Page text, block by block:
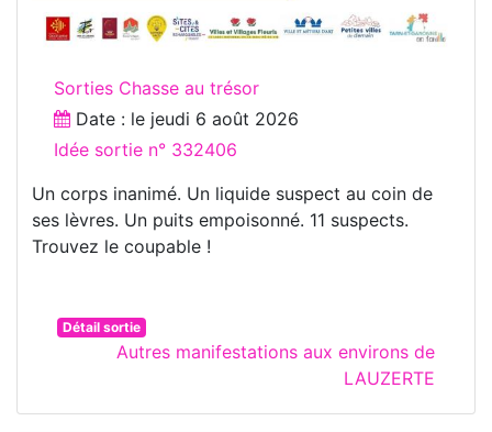
Sorties Chasse au trésor
Date : le jeudi 6 août 2026
Idée sortie n° 332406
Un corps inanimé. Un liquide suspect au coin de
ses lèvres. Un puits empoisonné. 11 suspects.
Trouvez le coupable !
Détail sortie
Autres manifestations aux environs de
LAUZERTE